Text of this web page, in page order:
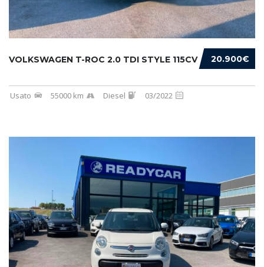
20.900€
VOLKSWAGEN T-ROC 2.0 TDI STYLE 115CV
Usato 55000 km Diesel 03/2022